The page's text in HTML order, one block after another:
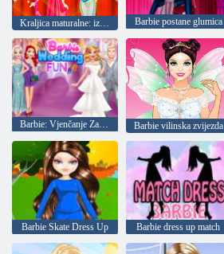
Barbie postane glumica
Barbie: Vjenčanje Zabava Barbie vilinska zvijezda
Barbie Skate Dress Up Barbie dress up match